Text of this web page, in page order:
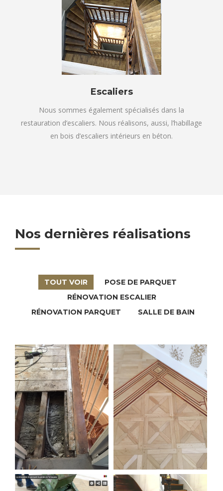
Escaliers
Nous sommes également spécialisés dans la
restauration d’escaliers. Nous réalisons, aussi, l’habillage
en bois d’escaliers intérieurs en béton.
Nos dernières réalisations
TOUT VOIR
POSE DE PARQUET
RÉNOVATION ESCALIER
RÉNOVATION PARQUET
SALLE DE BAIN